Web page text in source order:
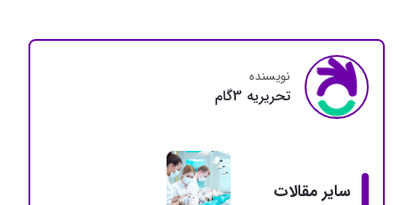
نویسنده
تحريريه 3گام
سایر مقالات